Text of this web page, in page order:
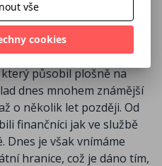
to ani nemluvíme o boji s
o holý život. I
finančníků na své
s láskou.
nad státní a celní
šlo o boj proti
Finanční stráž
první stejnokrojem
působil plošně na
dnes mnohem známější
o několik let později. Od
finančníci jak ve službě
Dnes je však vnímáme
hranice, což je dáno tím,
vše
cookies